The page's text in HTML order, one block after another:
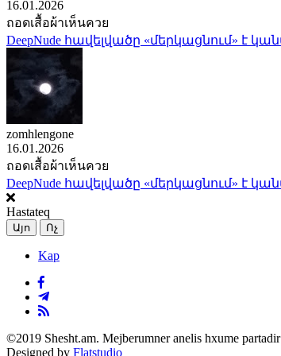
16.01.2026
ถอดเสื้อผ้าเห็นควย
DeepNude հավելվածը «մերկացնում» է
zomhlengone
16.01.2026
ถอดเสื้อผ้าเห็นควย
DeepNude հավելվածը «մերկացնում» է
Hastateq
Այո Ոչ
Kap
©2019 Shesht.am. Mejberumner anelis hxume partadir
Designed by Flatstudio